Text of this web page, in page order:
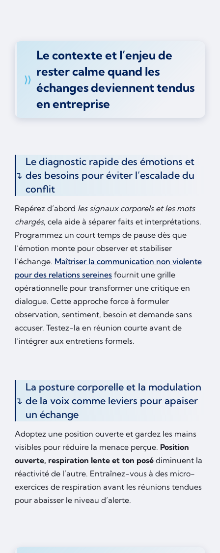
Le contexte et l’enjeu de
rester calme quand les
échanges deviennent tendus
en entreprise
Le diagnostic rapide des émotions et
des besoins pour éviter l’escalade du
conflit
Repérez d’abord les signaux corporels et les mots
chargés, cela aide à séparer faits et interprétations.
Programmez un court temps de pause dès que
l’émotion monte pour observer et stabiliser
l’échange. Maîtriser la communication non violente
pour des relations sereines fournit une grille
opérationnelle pour transformer une critique en
dialogue. Cette approche force à formuler
observation, sentiment, besoin et demande sans
accuser. Testez-la en réunion courte avant de
l’intégrer aux entretiens formels.
La posture corporelle et la modulation
de la voix comme leviers pour apaiser
un échange
Adoptez une position ouverte et gardez les mains
visibles pour réduire la menace perçue. Position
ouverte, respiration lente et ton posé diminuent la
réactivité de l’autre. Entraînez-vous à des micro-
exercices de respiration avant les réunions tendues
pour abaisser le niveau d’alerte.